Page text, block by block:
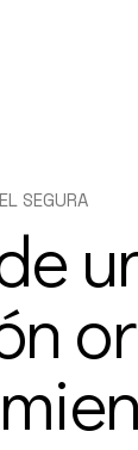
SEGURA